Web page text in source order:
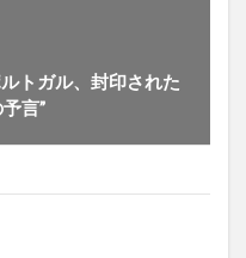
トガル、封印された
言”